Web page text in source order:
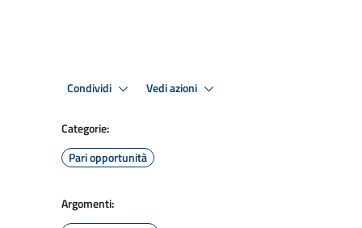
Condividi Vedi azioni
Categorie:
Pari opportunità
Argomenti: